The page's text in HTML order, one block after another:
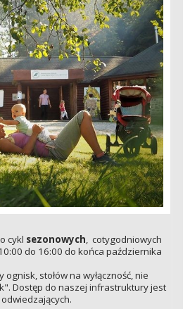
cykl sezonowych, cotygodniowych
do 16:00 do końca października
stołów na wyłączność, nie
Dostęp do naszej infrastruktury jest